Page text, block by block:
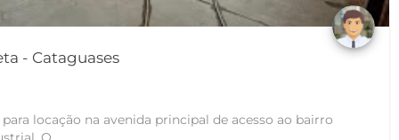
Galpão em Taquara Preta - Cataguases
locação na avenida principal de acesso ao bairro